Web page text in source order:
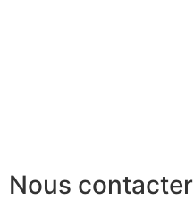
Nous contacter